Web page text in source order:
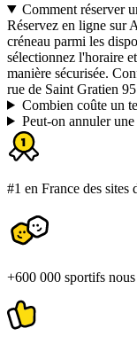
Comment réserver
Réservez en ligne sur
créneau parmi les
sélectionnez l'horaire
manière sécurisée.
rue de Saint Gratien
Combien coûte un
Peut-on annuler
#1 en France des sites
+600 000 sportifs